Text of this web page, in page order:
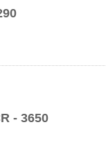
- 3650